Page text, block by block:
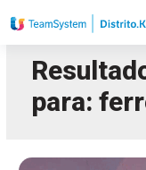
para: